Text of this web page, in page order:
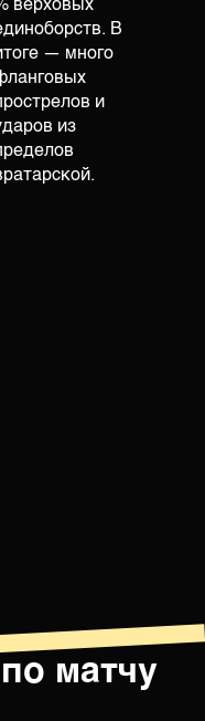
верховых
В
— много
и
из
матчу